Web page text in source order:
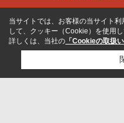
当サイトでは、お客様の当サイト
して、クッキー（Cookie）を使用し
詳しくは、当社の 「Cookieの取扱